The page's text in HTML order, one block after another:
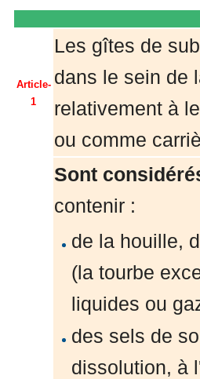
Article-
1
Les gîtes de
dans le sein de
relativement à
ou comme
Sont
contenir :
de la houille,
(la tourbe
liquides ou
des sels de
dissolution, à